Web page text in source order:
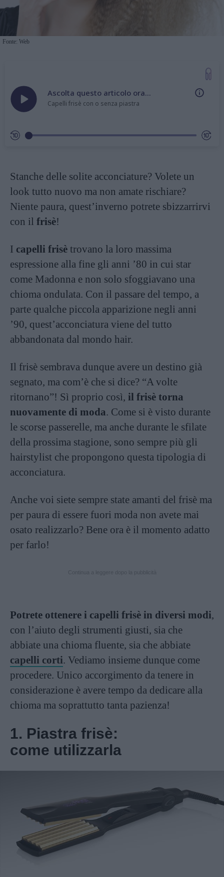
Fonte: Web
Ascolta questo articolo ora...
Capelli frisè con o senza piastra
Stanche delle solite acconciature? Volete un
look tutto nuovo ma non amate rischiare?
Niente paura, quest’inverno potrete sbizzarrirvi
con il frisè!
I capelli frisè trovano la loro massima
espressione alla fine gli anni ’80 in cui star
come Madonna e non solo sfoggiavano una
chioma ondulata. Con il passare del tempo, a
parte qualche piccola apparizione negli anni
’90, quest’acconciatura viene del tutto
abbandonata dal mondo hair.
Il frisè sembrava dunque avere un destino già
segnato, ma com’è che si dice? “A volte
ritornano”! Sì proprio così, il frisè torna
nuovamente di moda. Come si è visto durante
le scorse passerelle, ma anche durante le sfilate
della prossima stagione, sono sempre più gli
hairstylist che propongono questa tipologia di
acconciatura.
Anche voi siete sempre state amanti del frisè ma
per paura di essere fuori moda non avete mai
osato realizzarlo? Bene ora è il momento adatto
per farlo!
Potrete ottenere i capelli frisè in diversi modi,
con l’aiuto degli strumenti giusti, sia che
abbiate una chioma fluente, sia che abbiate
capelli corti. Vediamo insieme dunque come
procedere. Unico accorgimento da tenere in
considerazione è avere tempo da dedicare alla
chioma ma soprattutto tanta pazienza!
1. Piastra frisè:
come utilizzarla